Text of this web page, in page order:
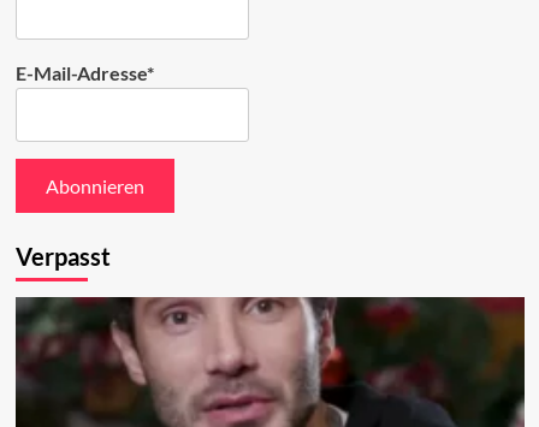
E-Mail-Adresse*
Verpasst